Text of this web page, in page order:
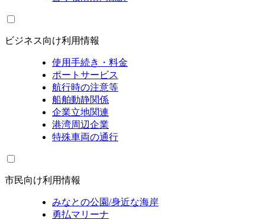
ビジネス向け利用情報
使用手続き・料金
ポートサービス
航行時の注意等
船舶動静関係
企業立地関連
港湾周辺企業
特殊車両の通行
市民向け利用情報
みなとの公園/身近な海岸
勇払マリーナ